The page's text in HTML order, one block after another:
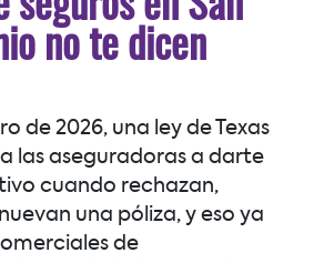
no te dicen
de 2026, una ley de Texas
las aseguradoras a darte
cuando rechazan,
una póliza, y eso ya
de